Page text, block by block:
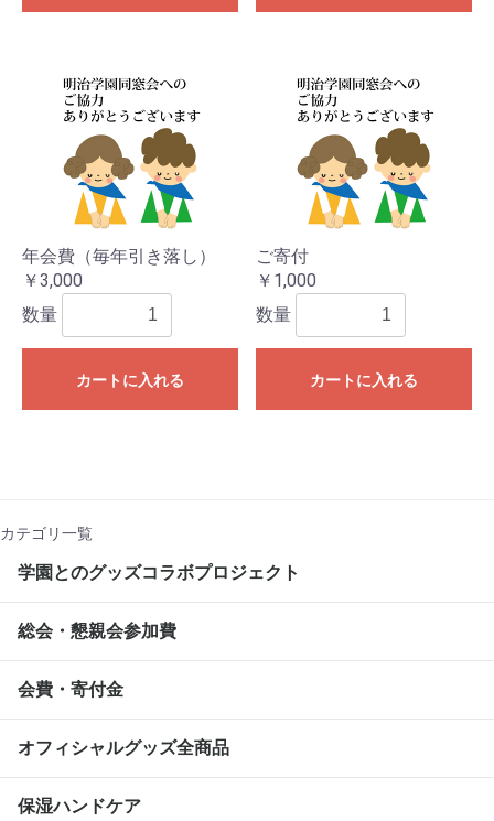
年会費（毎年引き落し）
￥3,000
数量
カートに入れる
ご寄付
￥1,000
数量
カートに入れる
カテゴリ一覧
学園とのグッズコラボプロジェクト
総会・懇親会参加費
会費・寄付金
オフィシャルグッズ全商品
保湿ハンドケア